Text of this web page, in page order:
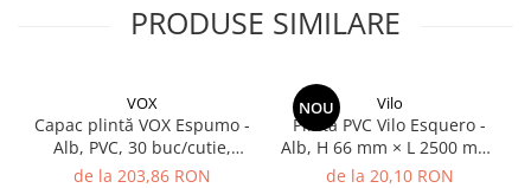
PRODUSE SIMILARE
VOX
Capac plintă VOX Espumo -
Alb, PVC, 30 buc/cutie,
compatibil plintă 65 mm
de la 203,86 RON
NOU Vilo
Plintă PVC Vilo Esquero -
Alb, H 66 mm × L 2500 mm,
grosime 22 mm
de la 20,10 RON